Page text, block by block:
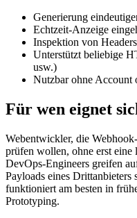
Generierung
Echtzeit-Anzeige
Inspektion von
Unterstützt beliebige
usw.)
Nutzbar ohne Account
Für wen eignet
Webentwickler, die
prüfen wollen, ohne erst
DevOps-Engineers greifen
Payloads eines
funktioniert am besten in
Prototyping.